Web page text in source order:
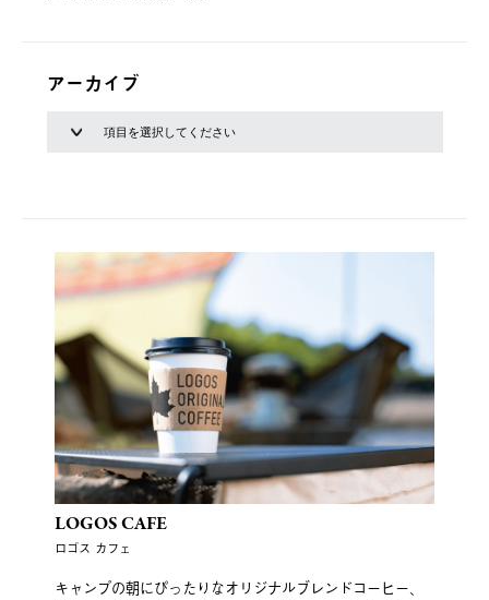
アーカイブ
LOGOS CAFE
ロゴス カフェ
キャンプの朝にぴったりなオリジナルブレンドコーヒー、